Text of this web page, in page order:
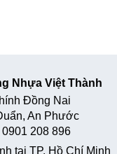
Nhựa Việt Thành
Đồng Nai
An Phước
0901 208 896
tại TP. Hồ Chí Minh